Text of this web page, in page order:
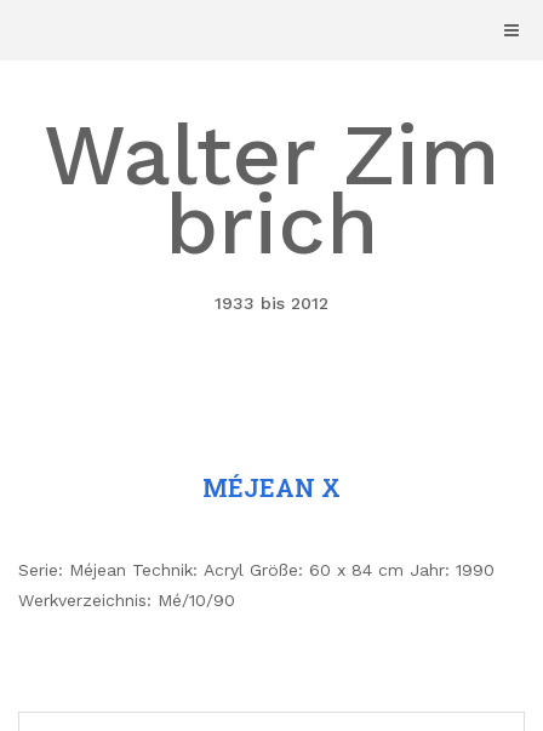
Walter Zim
brich
1933 bis 2012
MÉJEAN X
Serie: Méjean Technik: Acryl Größe: 60 x 84 cm Jahr: 1990
Werkverzeichnis: Mé/10/90